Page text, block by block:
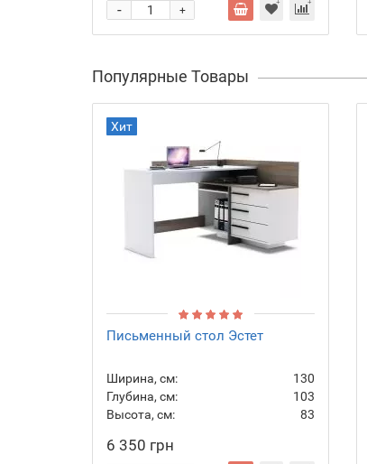
+
-
Популярные Товары
Хит
Письменный стол Эстет
Ширина, см:
130
Глубина, см:
103
Высота, см:
83
6 350 грн